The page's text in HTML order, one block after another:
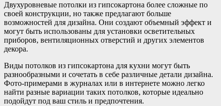
Двухуровневые потолки из гипсокартона более сложные по
своей конструкции, но также предлагают больше
возможностей для дизайна. Они создают объемный эффект и
могут быть использованы для установки осветительных
приборов, вентиляционных отверстий и других элементов
декора.
Виды потолков из гипсокартона для кухни могут быть
разнообразными и сочетать в себе различные детали дизайна.
Фото-примерами в журналах или в интернете можно легко
найти разные вариации таких потолков, которые идеально
подойдут под ваш стиль и предпочтения.